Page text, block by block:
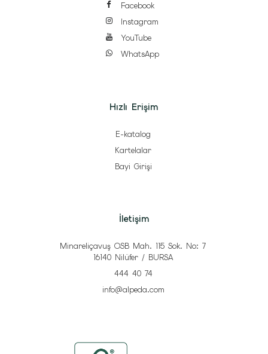
Facebook
Instagram
YouTube
WhatsApp
Hızlı Erişim
E-katalog
Kartelalar
Bayi Girişi
İletişim
Minareliçavuş OSB Mah. 115 Sok. No: 7
16140 Nilüfer / BURSA
444 40 74
info@alpeda.com